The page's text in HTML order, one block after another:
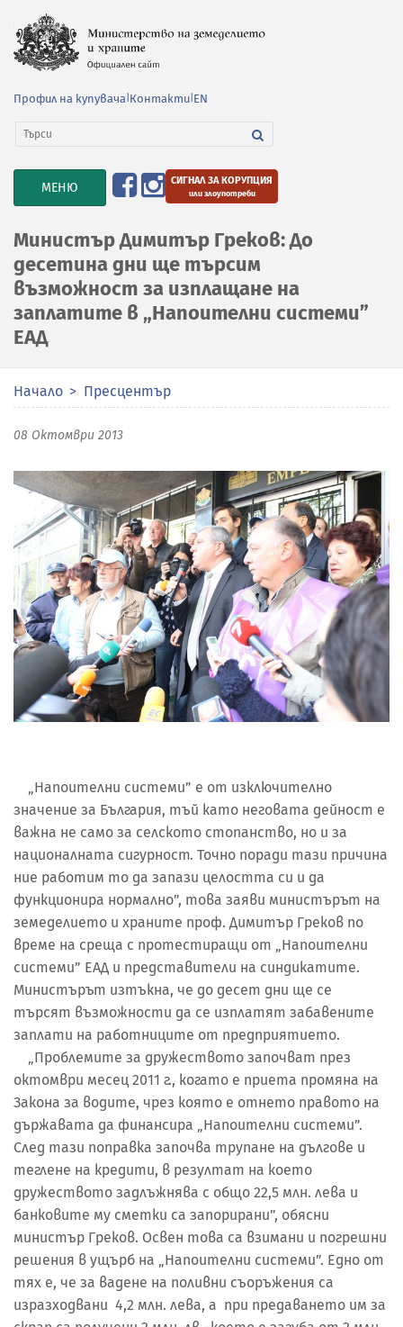
Профил на купувача Контакти EN
TOGGLE
NAVIGATION
МЕНЮ СИГНАЛ ЗА КОРУПЦИЯ
или злоупотреби
Министър Димитър Греков: До
десетина дни ще търсим
възможност за изплащане на
заплатите в „Напоителни системи”
ЕАД
Начало Пресцентър
08 Октомври 2013
„Напоителни системи” е от изключително
значение за България, тъй като неговата дейност е
важна не само за селското стопанство, но и за
националната сигурност. Точно поради тази причина
ние работим то да запази целостта си и да
функционира нормално”, това заяви министърът на
земеделието и храните проф. Димитър Греков по
време на среща с протестиращи от „Напоителни
системи” ЕАД и представители на синдикатите.
Министърът изтъкна, че до десет дни ще се
търсят възможности да се изплатят забавените
заплати на работниците от предприятието.
„Проблемите за дружеството започват през
октомври месец 2011 г., когато е приета промяна на
Закона за водите, чрез която е отнето правото на
държавата да финансира „Напоителни системи”.
След тази поправка започва трупане на дългове и
теглене на кредити, в резултат на което
дружеството задлъжнява с общо 22,5 млн. лева и
банковите му сметки са запорирани”, обясни
министър Греков. Освен това са взимани и погрешни
решения в ущърб на „Напоителни системи”. Едно от
тях е, че за вадене на поливни съоръжения са
изразходвани 4,2 млн. лева, а при предаването им за